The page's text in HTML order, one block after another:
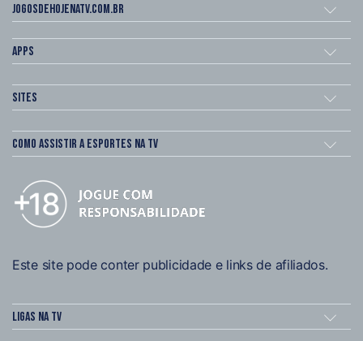
Jogosdehojenatv.com.br
Apps
Sites
Como assistir a esportes na TV
Este site pode conter publicidade e links de afiliados.
Ligas na TV